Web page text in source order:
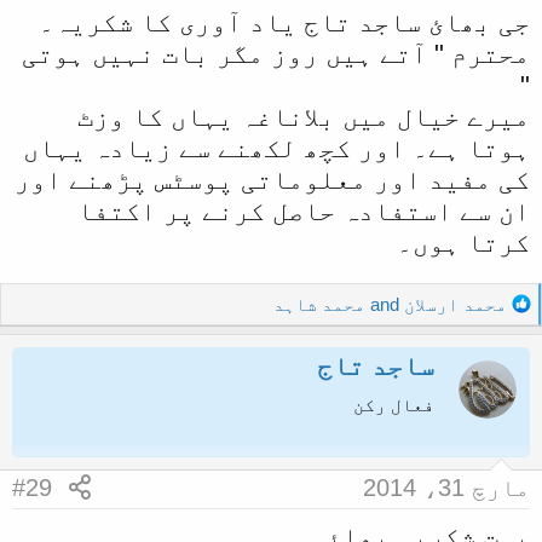
جی بھائ ساجد تاج یاد آوری کا شکریہ۔
محترم " آتے ہیں روز مگر بات نہیں ہوتی
"
میرے خیال میں بلاناغہ یہاں کا وزٹ
ہوتا ہے۔ اور کچھ لکھنے سے زیادہ یہاں
کی مفید اور معلوماتی پوسٹس پڑھنے اور
ان سے استفادہ حاصل کرنے پر اکتفا
کرتا ہوں۔
R
e
a
c
t
o
n
محمد ارسلان محمد شاہد
ساجد تاج
فعال رکن
مارچ 31، 2014 #29